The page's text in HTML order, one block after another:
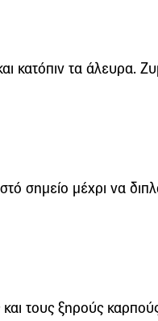
κατόπιν τα άλευρα.
σημείο μέχρι να
τους ξηρούς